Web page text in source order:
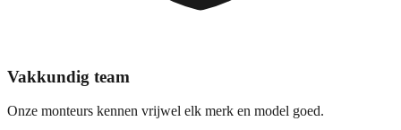
Vakkundig team
Onze monteurs kennen vrijwel elk merk en model goed.